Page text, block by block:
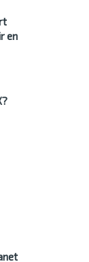
en